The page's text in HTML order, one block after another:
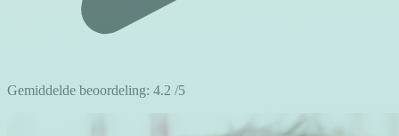
Gemiddelde beoordeling: 4.2 /5